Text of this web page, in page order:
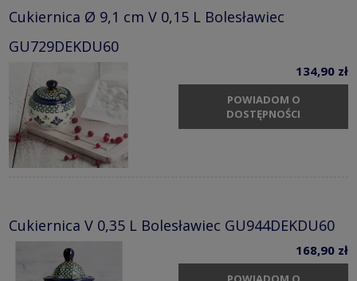
Cukiernica Ø 9,1 cm V 0,15 L Bolesławiec
GU729DEKDU60
134,90 zł
POWIADOM O
DOSTĘPNOŚCI
Cukiernica V 0,35 L Bolesławiec GU944DEKDU60
168,90 zł